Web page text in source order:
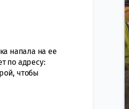
напала на ее
по адресу:
чтобы